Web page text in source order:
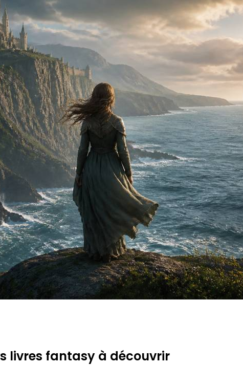
livres fantasy à découvrir